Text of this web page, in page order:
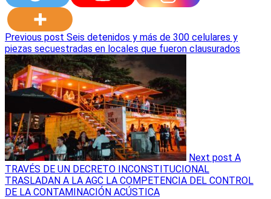
Previous post Seis detenidos y más de 300 celulares y
piezas secuestradas en locales que fueron clausurados
Next post A
TRAVÉS DE UN DECRETO INCONSTITUCIONAL
TRASLADAN A LA AGC LA COMPETENCIA DEL CONTROL
DE LA CONTAMINACIÓN ACÚSTICA